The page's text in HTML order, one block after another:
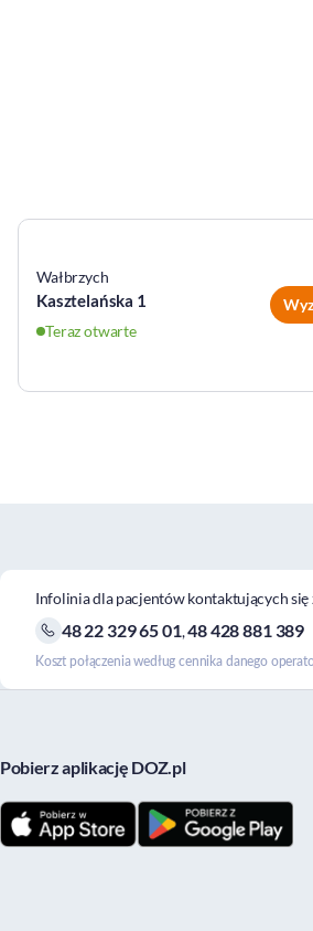
Wałbrzych
Kasztelańska 1
Teraz otwarte
Infolinia dla pacjentów kontaktujących się
48 22 329 65 01,48 428 881 389
Koszt połączenia według cennika danego
Pobierz aplikację DOZ.pl